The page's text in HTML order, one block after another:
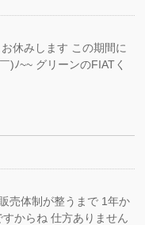
休みします この期間に
)ﾉ~~ グリーンのFIATく
売体制が整うまで 1年か
からね 仕方ありません